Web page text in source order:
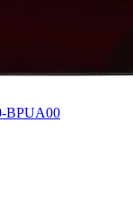
BPUA00